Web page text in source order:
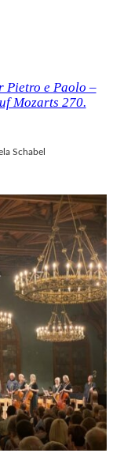
Pietro e Paolo –
Mozarts 270.
Schabel